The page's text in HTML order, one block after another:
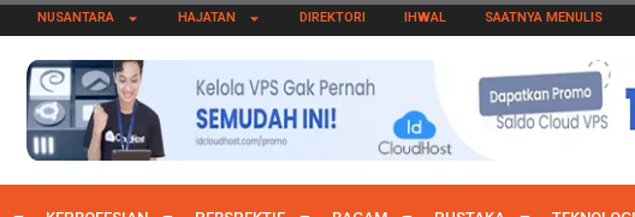
NUSANTARA HAJATAN DIREKTORI IHWAL SAATNYA MENULIS